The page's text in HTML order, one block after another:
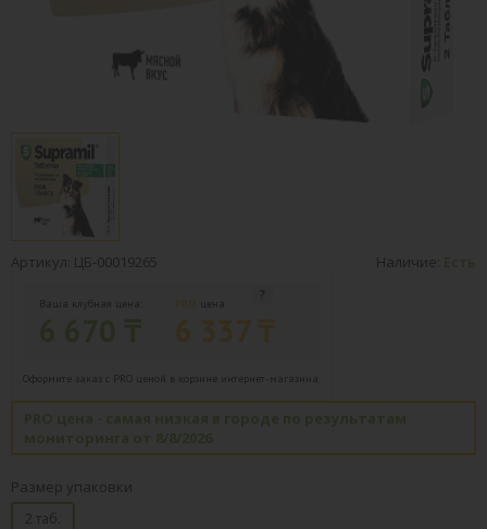
Артикул: ЦБ-00019265 Наличие: Есть
Ваша клубная цена: PRO цена:
6 337 ₸
Оформите заказ с PRO ценой в корзине интернет-магазина.
PRO цена - самая низкая в городе по результатам
мониторинга от 8/8/2026
Размер упаковки
2 таб.